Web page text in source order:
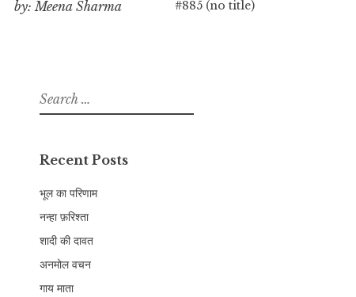
by: Meena Sharma #885 (no title)
Search
for:
Recent Posts
भूल का परिणाम
नन्हा फ़रिश्ता
शादी की दावत
अनमोल वचन
गाय माता